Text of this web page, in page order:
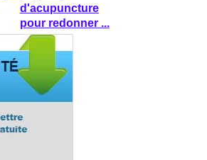
d'acupuncture
pour redonner ...